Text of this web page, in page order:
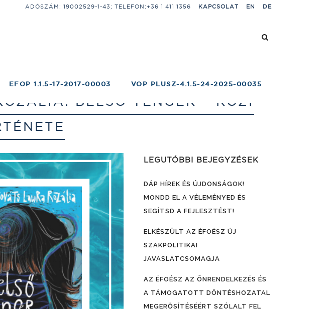
ADÓSZÁM: 19002529-1-43; TELEFON:+36 1 411 1356 KAPCSOLAT EN DE
EFOP 1.1.5-17-2017-00003 VOP PLUSZ-4.1.5-24-2025-00035
BELSŐ TENGER – ROZI
LEGUTÓBBI BEJEGYZÉSEK
DÁP HÍREK ÉS ÚJDONSÁGOK!
MONDD EL A VÉLEMÉNYED ÉS
SEGÍTSD A FEJLESZTÉST!
ELKÉSZÜLT AZ ÉFOÉSZ ÚJ
SZAKPOLITIKAI
JAVASLATCSOMAGJA
AZ ÉFOÉSZ AZ ÖNRENDELKEZÉS ÉS
A TÁMOGATOTT DÖNTÉSHOZATAL
MEGERŐSÍTÉSÉÉRT SZÓLALT FEL